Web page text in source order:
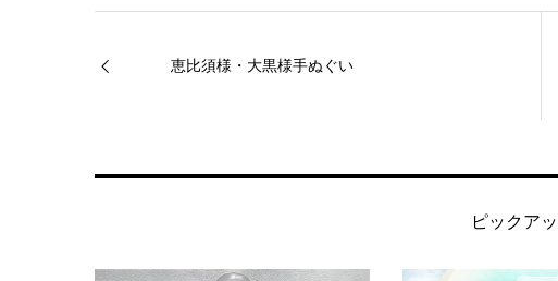
恵比須様・大黒様手ぬぐい
ピックア